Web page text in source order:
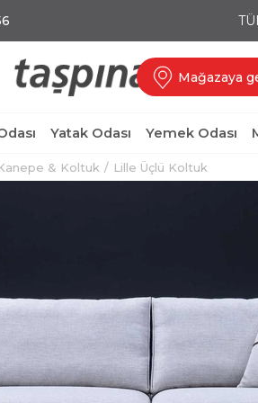
Mağazaya
Yatak Odası Yemek Odası
& Koltuk Lille Üçlü Koltuk